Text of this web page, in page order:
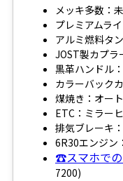
メッキ多数：
プレミアムラ
アルミ燃料
JOST製カプラ
黒革ハンドル
カラーバック
煤焼き：オー
ETC：ミラー
排気ブレーキ
6R30エンジン
☎スマホで
7200)